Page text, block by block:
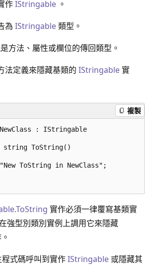
作IStringable 。
為 IStringable類型。
方法、屬性或欄位的傳回類型。
法定義來隱藏基類的 IStringable實
複製
: IStringable
string ToString()
ToString in NewClass";
實作必須一律覆寫基類實
強型別類別實例上調用它來隱藏
式碼呼叫到實作IStringable 或隱藏其